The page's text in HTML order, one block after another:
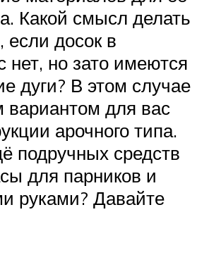
Какой смысл делать
если досок в
нет, но зато имеются
дуги? В этом случае
для вас
арочного типа.
подручных средств
для парников и
руками? Давайте